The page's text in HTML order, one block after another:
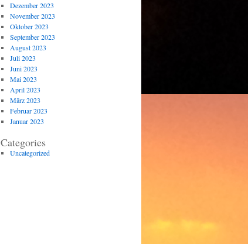
Dezember 2023
November 2023
Oktober 2023
September 2023
August 2023
Juli 2023
Juni 2023
Mai 2023
April 2023
März 2023
Februar 2023
Januar 2023
Categories
Uncategorized